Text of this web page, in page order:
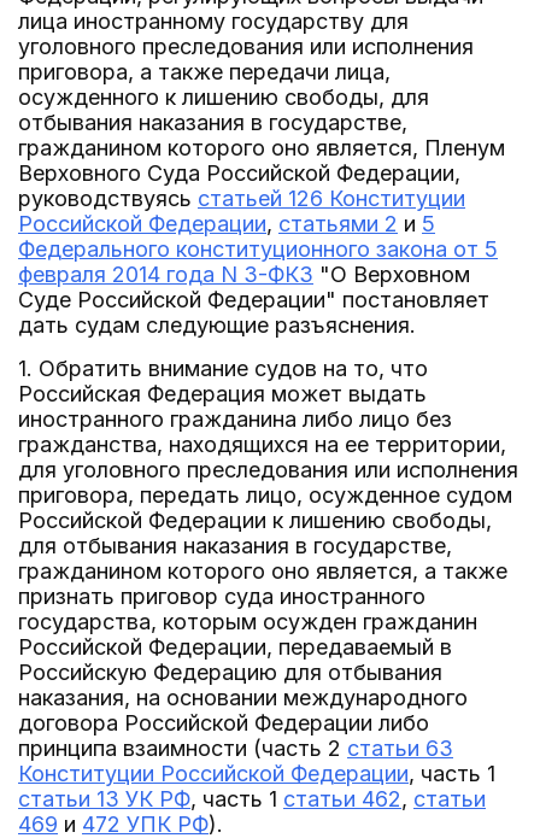
лица иностранному государству для
уголовного преследования или исполнения
приговора, а также передачи лица,
осужденного к лишению свободы, для
отбывания наказания в государстве,
гражданином которого оно является, Пленум
Верховного Суда Российской Федерации,
руководствуясь статьей 126 Конституции
Российской Федерации, статьями 2 и 5
Федерального конституционного закона от 5
февраля 2014 года N 3-ФКЗ "О Верховном
Суде Российской Федерации" постановляет
дать судам следующие разъяснения.
1. Обратить внимание судов на то, что
Российская Федерация может выдать
иностранного гражданина либо лицо без
гражданства, находящихся на ее территории,
для уголовного преследования или исполнения
приговора, передать лицо, осужденное судом
Российской Федерации к лишению свободы,
для отбывания наказания в государстве,
гражданином которого оно является, а также
признать приговор суда иностранного
государства, которым осужден гражданин
Российской Федерации, передаваемый в
Российскую Федерацию для отбывания
наказания, на основании международного
договора Российской Федерации либо
принципа взаимности (часть 2 статьи 63
Конституции Российской Федерации, часть 1
статьи 13 УК РФ, часть 1 статьи 462, статьи
469 и 472 УПК РФ).